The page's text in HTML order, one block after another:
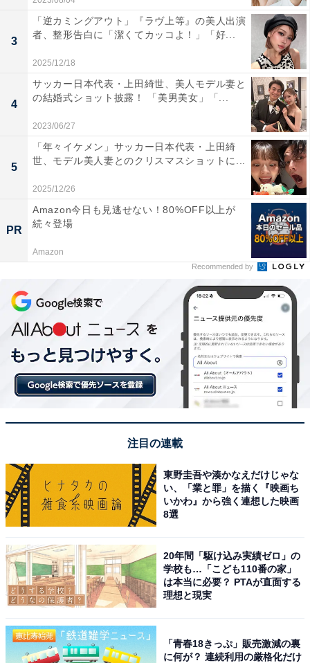
3
「逆カミングアウト」『ラヴ上等』の美人出演
者、整形告白に「潔くてカッコよ！」「好...
2025/12/18
4
サッカー日本代表・上田綺世、美人モデル妻と
の結婚式ショット披露！ 「美男美女」「...
2023/06/27
5
「年々イケメン」サッカー日本代表・上田綺
世、モデル美人妻とのクリスマスショットに...
2025/12/26
PR
Amazon今日も見逃せない！80%OFF以上が
続々登場
Amazon
Recommended by
注目の連載
東野圭吾や湊かなえだけじゃな
い、「業と罪」を描く『映画ち
いかわ』から強く連想した映画
8選
20年間「駆け込み実績ゼロ」の
学校も…「こども110番の家」
は本当に必要？ PTAが直面する
理想と現実
「青春18きっぷ」販売激減の裏
に何が？ 連続利用の厳格化だけ